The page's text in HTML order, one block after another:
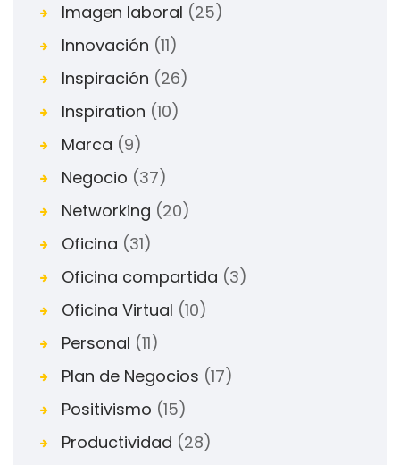
Imagen laboral (25)
Innovación (11)
Inspiración (26)
Inspiration (10)
Marca (9)
Negocio (37)
Networking (20)
Oficina (31)
Oficina compartida (3)
Oficina Virtual (10)
Personal (11)
Plan de Negocios (17)
Positivismo (15)
Productividad (28)